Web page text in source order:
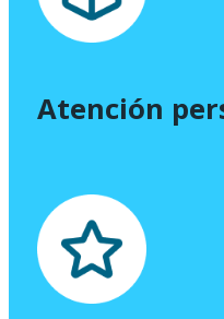
Atención